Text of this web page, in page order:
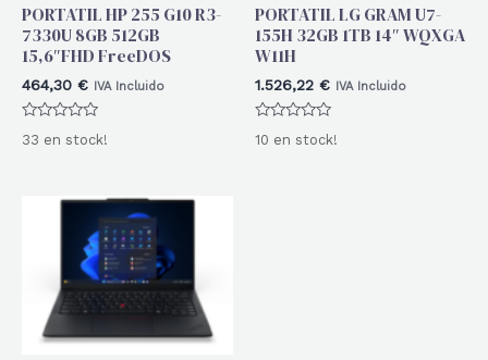
PORTATIL HP 255 G10 R3-
7330U 8GB 512GB
15,6″FHD FreeDOS
464,30 € IVA Incluido
con
33 en stock!
PORTATIL LG GRAM U7-
155H 32GB 1TB 14″ WQXGA
W11H
1.526,22 € IVA Incluido
con
10 en stock!